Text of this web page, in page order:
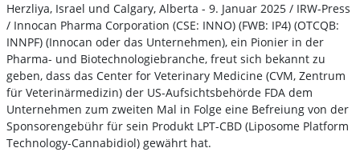
Herzliya, Israel und Calgary, Alberta - 9. Januar 2025 / IRW-Press
/ Innocan Pharma Corporation (CSE: INNO) (FWB: IP4) (OTCQB:
INNPF) (Innocan oder das Unternehmen), ein Pionier in der
Pharma- und Biotechnologiebranche, freut sich bekannt zu
geben, dass das Center for Veterinary Medicine (CVM, Zentrum
für Veterinärmedizin) der US-Aufsichtsbehörde FDA dem
Unternehmen zum zweiten Mal in Folge eine Befreiung von der
Sponsorengebühr für sein Produkt LPT-CBD (Liposome Platform
Technology-Cannabidiol) gewährt hat.